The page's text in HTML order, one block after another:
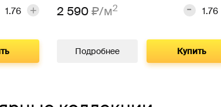
2 590₽/м2
Подробнее Купить